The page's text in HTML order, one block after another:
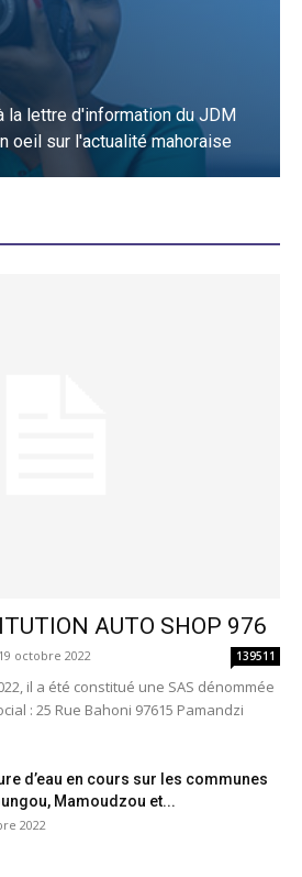
la lettre d'information du JDM
oeil sur l'actualité mahoraise
AUTO SHOP 976
19 octobre 2022 139511
il a été constitué une SAS dénommée
: 25 Rue Bahoni 97615 Pamandzi
d’eau en cours sur les communes
Mamoudzou et...
2022